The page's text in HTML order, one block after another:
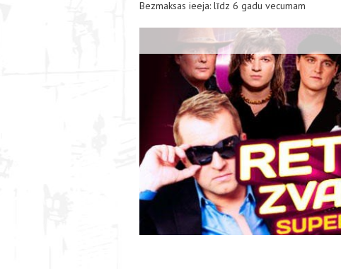
Bezmaksas ieeja: līdz 6 gadu vecumam